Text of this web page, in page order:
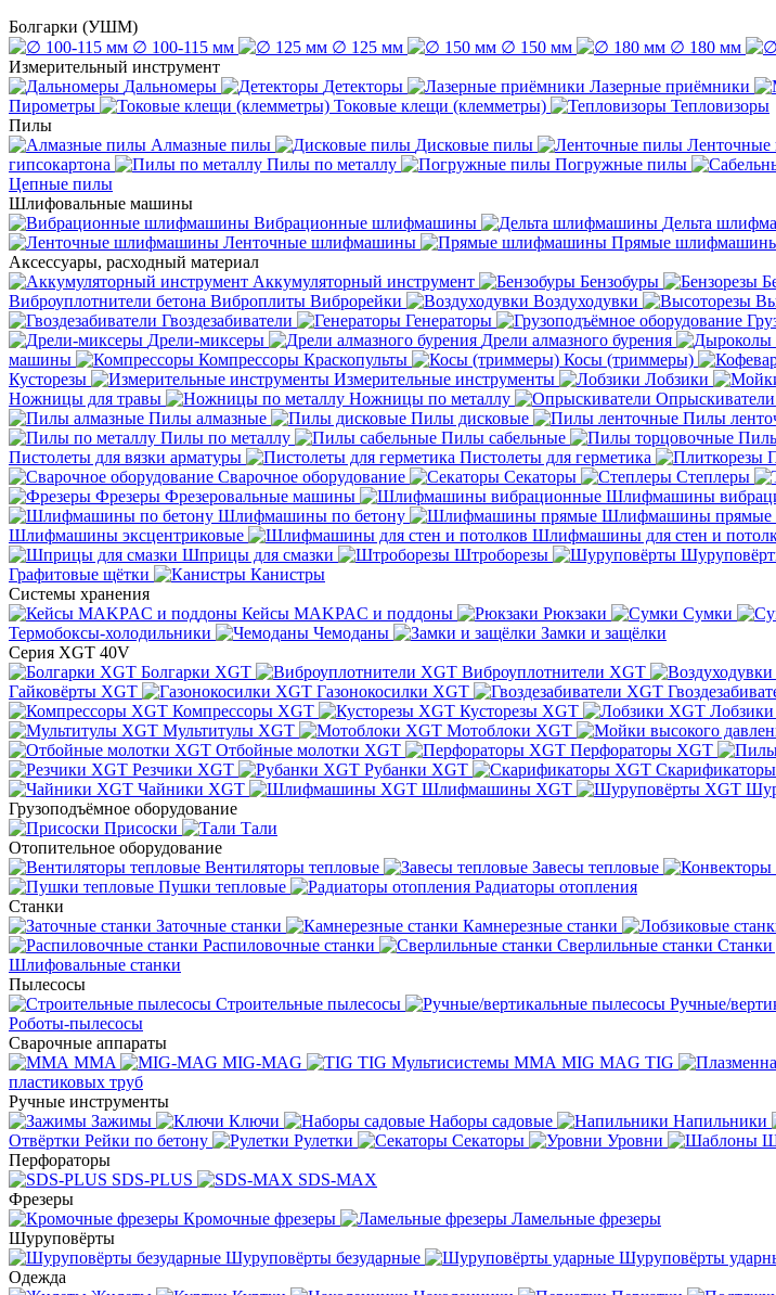
Болгарки (УШМ)
∅ 100-115 мм
∅ 125 мм ∅ 150 мм ∅ 180 мм
Измерительный инструмент
Дальномеры
Детекторы Лазерные приёмники
Пирометры
Токовые клещи (клемметры)
Тепловизоры
Пилы
Алмазные пилы
Дисковые пилы
гипсокартона
Пилы по металлу Погружные пилы
Цепные пилы
Шлифовальные машины
Вибрационные шлифмашины
Дельта
Ленточные шлифмашины
Прямые
Аксессуары, расходный материал
Аккумуляторный инструмент
Бензобуры
Виброуплотнители бетона Виброплиты Виброрейки Воздуходувки
Гвоздезабиватели
Генераторы
Дрели-миксеры
Дрели алмазного бурения
машины
Компрессоры Краскопульты Косы (триммеры)
Кусторезы
Измерительные инструменты Лобзики
Ножницы для травы
Ножницы по металлу Опрыскиватели
Пилы алмазные
Пилы дисковые Пилы
Пилы по металлу
Пилы сабельные
Пистолеты для вязки арматуры
Пистолеты для герметика
Сварочное оборудование
Секаторы Степлеры
Фрезеры Фрезеровальные машины Шлифмашины
Шлифмашины по бетону
Шлифмашины прямые
Шлифмашины эксцентриковые
Шлифмашины для стен и
Шприцы для смазки
Штроборезы
Графитовые щётки
Канистры
Системы хранения
Кейсы MAKPAC и поддоны
Рюкзаки Сумки
Термобоксы-холодильники
Чемоданы
Замки и защёлки
Серия XGT 40V
Болгарки XGT
Виброуплотнители XGT
Гайковёрты XGT
Газонокосилки XGT
Компрессоры XGT
Кусторезы XGT
Мультитулы XGT
Мотоблоки XGT
Отбойные молотки XGT
Перфораторы XGT
Резчики XGT
Рубанки XGT
Чайники XGT
Шлифмашины XGT
Грузоподъёмное оборудование
Присоски
Тали
Отопительное оборудование
Вентиляторы тепловые
Завесы тепловые
Пушки тепловые
Радиаторы отопления
Станки
Заточные станки
Камнерезные станки
Распиловочные станки
Сверлильные станки Станки
Шлифовальные станки
Пылесосы
Строительные пылесосы
Ручные/
Роботы-пылесосы
Сварочные аппараты
MMA
MIG-MAG TIG Мультисистемы ММА MIG MAG TIG
пластиковых труб
Ручные инструменты
Зажимы
Ключи Наборы садовые Напильники
Отвёртки Рейки по бетону Рулетки Секаторы Уровни
Перфораторы
SDS-PLUS
SDS-MAX
Фрезеры
Кромочные фрезеры
Ламельные фрезеры
Шуруповёрты
Шуруповёрты безударные
Шуруповёрты
Одежда